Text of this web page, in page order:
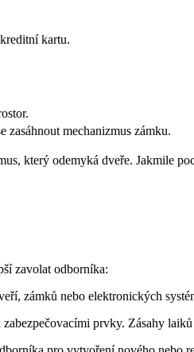
kartu.
zasáhnout mechanizmus zámku.
který odemyká dveře. Jakmile
zavolat odborníka:
zámků nebo elektronických
prvky. Zásahy